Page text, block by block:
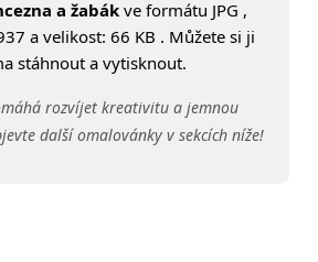
a žabák ve formátu JPG ,
a velikost: 66 KB . Můžete si ji
stáhnout a vytisknout.
rozvíjet kreativitu a jemnou
další omalovánky v sekcích níže!